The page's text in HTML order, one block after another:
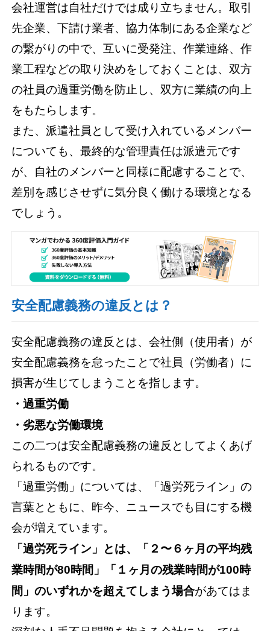
会社運営は自社だけでは成り立ちません。取引
先企業、下請け業者、協力体制にある企業など
の繋がりの中で、互いに受発注、作業連絡、作
業工程などの取り決めをしておくことは、双方
の社員の過重労働を防止し、双方に業績の向上
をもたらします。
また、派遣社員として受け入れているメンバー
についても、最終的な管理責任は派遣元です
が、自社のメンバーと同様に配慮することで、
差別を感じさせずに気分良く働ける環境となる
でしょう。
安全配慮義務の違反とは？
安全配慮義務の違反とは、会社側（使用者）が
安全配慮義務を怠ったことで社員（労働者）に
損害が生じてしまうことを指します。
・過重労働
・劣悪な労働環境
この二つは安全配慮義務の違反としてよくあげ
られるものです。
「過重労働」については、「過労死ライン」の
言葉とともに、昨今、ニュースでも目にする機
会が増えています。
「過労死ライン」とは、「２〜６ヶ月の平均残
業時間が80時間」「１ヶ月の残業時間が100時
間」のいずれかを超えてしまう場合があてはま
ります。